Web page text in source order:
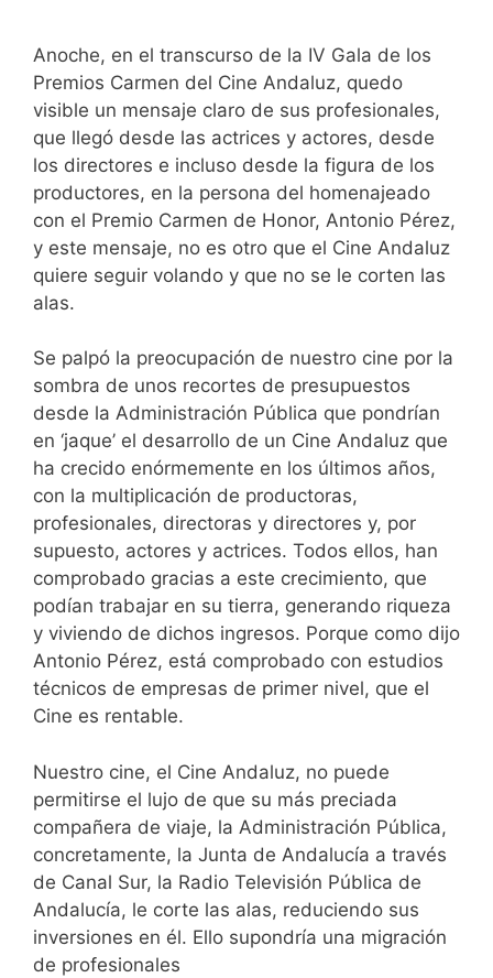
Anoche, en el transcurso de la IV Gala de los
Premios Carmen del Cine Andaluz, quedo
visible un mensaje claro de sus profesionales,
que llegó desde las actrices y actores, desde
los directores e incluso desde la figura de los
productores, en la persona del homenajeado
con el Premio Carmen de Honor, Antonio Pérez,
y este mensaje, no es otro que el Cine Andaluz
quiere seguir volando y que no se le corten las
alas.
Se palpó la preocupación de nuestro cine por la
sombra de unos recortes de presupuestos
desde la Administración Pública que pondrían
en ‘jaque’ el desarrollo de un Cine Andaluz que
ha crecido enórmemente en los últimos años,
con la multiplicación de productoras,
profesionales, directoras y directores y, por
supuesto, actores y actrices. Todos ellos, han
comprobado gracias a este crecimiento, que
podían trabajar en su tierra, generando riqueza
y viviendo de dichos ingresos. Porque como dijo
Antonio Pérez, está comprobado con estudios
técnicos de empresas de primer nivel, que el
Cine es rentable.
Nuestro cine, el Cine Andaluz, no puede
permitirse el lujo de que su más preciada
compañera de viaje, la Administración Pública,
concretamente, la Junta de Andalucía a través
de Canal Sur, la Radio Televisión Pública de
Andalucía, le corte las alas, reduciendo sus
inversiones en él. Ello supondría una migración
de profesionales